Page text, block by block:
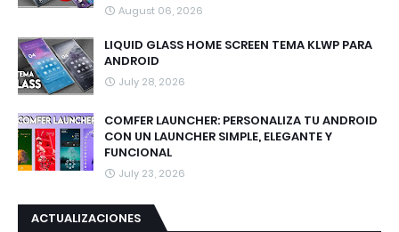
August 06, 2026
LIQUID GLASS HOME SCREEN TEMA KLWP PARA
ANDROID
July 28, 2026
COMFER LAUNCHER: PERSONALIZA TU ANDROID
CON UN LAUNCHER SIMPLE, ELEGANTE Y
FUNCIONAL
July 23, 2026
ACTUALIZACIONES